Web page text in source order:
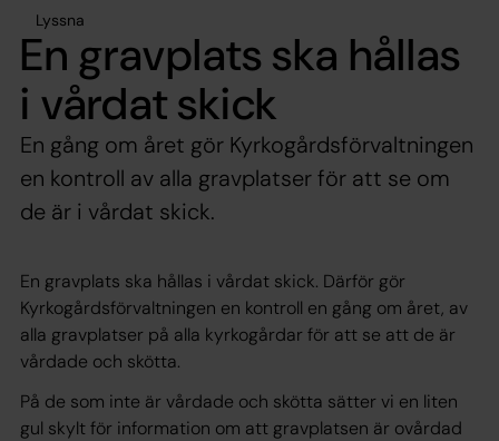
Lyssna
En gravplats ska hållas
i vårdat skick
En gång om året gör Kyrkogårdsförvaltningen
en kontroll av alla gravplatser för att se om
de är i vårdat skick.
En gravplats ska hållas i vårdat skick. Därför gör
Kyrkogårdsförvaltningen en kontroll en gång om året, av
alla gravplatser på alla kyrkogårdar för att se att de är
vårdade och skötta.
På de som inte är vårdade och skötta sätter vi en liten
gul skylt för information om att gravplatsen är ovårdad